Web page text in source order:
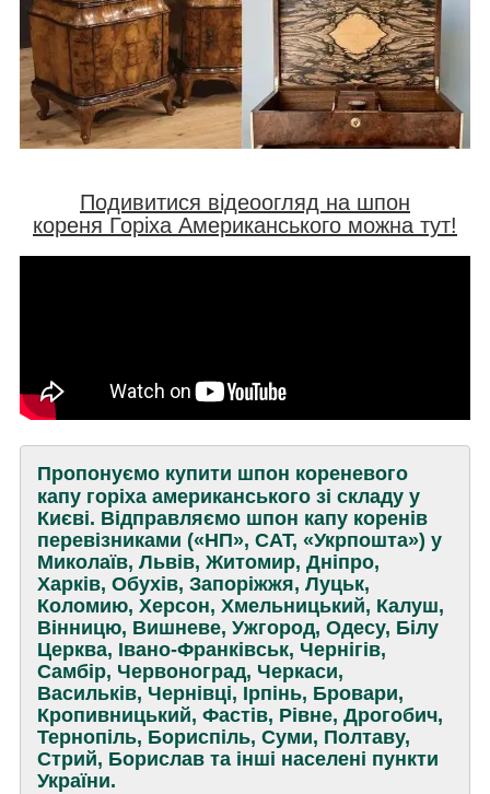
Подивитися відеоогляд на шпон
кореня Горіха Американського можна тут!
Пропонуємо купити шпон кореневого
капу горіха американського зі складу у
Києві. Відправляємо шпон капу коренів
перевізниками («НП», САТ, «Укрпошта») у
Миколаїв, Львів, Житомир, Дніпро,
Харків, Обухів, Запоріжжя, Луцьк,
Коломию, Херсон, Хмельницький, Калуш,
Вінницю, Вишневе, Ужгород, Одесу, Білу
Церква, Івано-Франківськ, Чернігів,
Самбір, Червоноград, Черкаси,
Васильків, Чернівці, Ірпінь, Бровари,
Кропивницький, Фастів, Рівне, Дрогобич,
Тернопіль, Бориспіль, Суми, Полтаву,
Стрий, Борислав та інші населені пункти
України.